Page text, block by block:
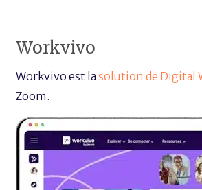
Workvivo
Workvivo est lasolution de Digital
Zoom.